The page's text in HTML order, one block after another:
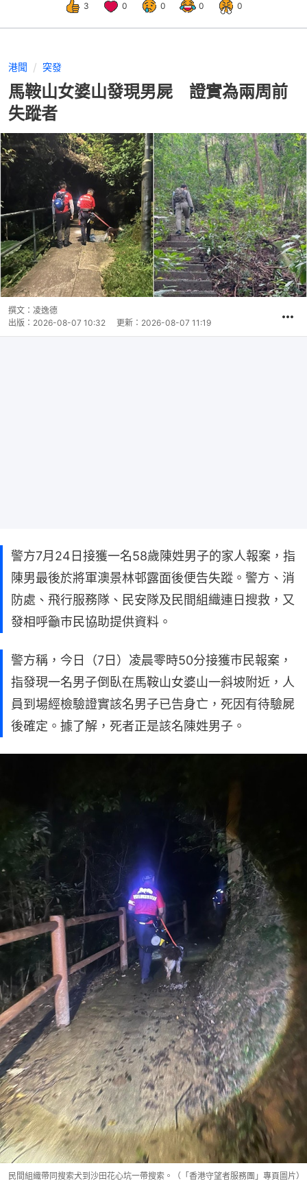
3 0 0 0 0
港聞 突發
馬鞍山女婆山發現男屍 證實為兩周前
失蹤者
撰文： 凌逸德
出版： 2026-08-07 10:32 更新： 2026-08-07 11:19
警方7月24日接獲一名58歲陳姓男子的家人報案，指
陳男最後於將軍澳景林邨露面後便告失蹤。警方、消
防處、飛行服務隊、民安隊及民間組織連日搜救，又
發相呼籲巿民協助提供資料。
警方稱，今日（7日）凌晨零時50分接獲巿民報案，
指發現一名男子倒臥在馬鞍山女婆山一斜坡附近，人
員到場經檢驗證實該名男子已告身亡，死因有待驗屍
後確定。據了解，死者正是該名陳姓男子。
民間組織帶同搜索犬到沙田花心坑一帶搜索。（「香港守望者服務團」專頁圖片）